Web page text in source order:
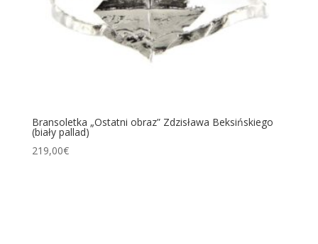
Bransoletka „Ostatni obraz” Zdzisława Beksińskiego
(biały pallad)
219,00€